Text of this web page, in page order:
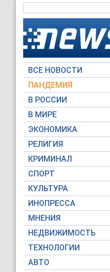
ВСЕ НОВОСТИ
ПАНДЕМИЯ
В РОССИИ
В МИРЕ
ЭКОНОМИКА
РЕЛИГИЯ
КРИМИНАЛ
СПОРТ
КУЛЬТУРА
ИНОПРЕССА
МНЕНИЯ
НЕДВИЖИМОСТЬ
ТЕХНОЛОГИИ
АВТО